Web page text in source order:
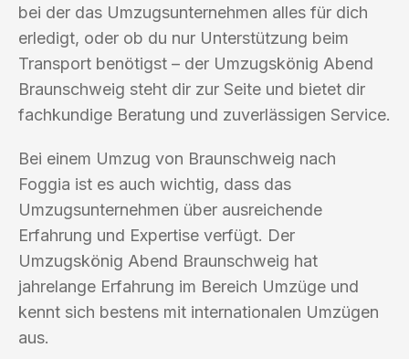
bei der das Umzugsunternehmen alles für dich
erledigt, oder ob du nur Unterstützung beim
Transport benötigst – der Umzugskönig Abend
Braunschweig steht dir zur Seite und bietet dir
fachkundige Beratung und zuverlässigen Service.
Bei einem Umzug von Braunschweig nach
Foggia ist es auch wichtig, dass das
Umzugsunternehmen über ausreichende
Erfahrung und Expertise verfügt. Der
Umzugskönig Abend Braunschweig hat
jahrelange Erfahrung im Bereich Umzüge und
kennt sich bestens mit internationalen Umzügen
aus.